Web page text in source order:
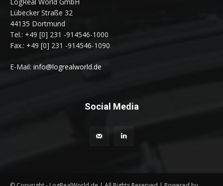
Lübecker Straße 32
44135 Dortmund
Tel.: +49 [0] 231 -914546-1000
Fax.: +49 [0] 231 -914546-1090
E-Mail: info@logrealworld.de
Social Media